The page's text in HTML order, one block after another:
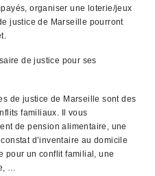
organiser une loterie/jeux
justice de Marseille pourront
de justice pour ses
de justice de Marseille sont des
familiaux. Il vous
de pension alimentaire, une
d’inventaire au domicile
pour un conflit familial, une
…